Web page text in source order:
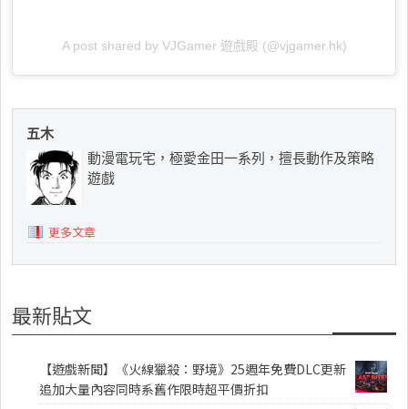
A post shared by VJGamer 遊戲殿 (@vjgamer.hk)
五木
動漫電玩宅，極愛金田一系列，擅長動作及策略
遊戲
更多文章
最新貼文
【遊戲新聞】《火線獵殺：野境》25週年免費DLC更新
追加大量內容同時系舊作限時超平價折扣